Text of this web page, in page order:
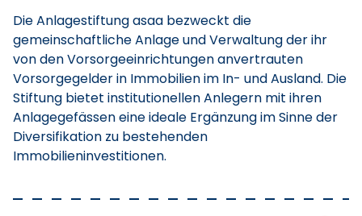
Die Anlagestiftung asaa bezweckt die
gemeinschaftliche Anlage und Verwaltung der ihr
von den Vorsorgeeinrichtungen anvertrauten
Vorsorgegelder in Immobilien im In- und Ausland. Die
Stiftung bietet institutionellen Anlegern mit ihren
Anlagegefässen eine ideale Ergänzung im Sinne der
Diversifikation zu bestehenden
Immobilieninvestitionen.